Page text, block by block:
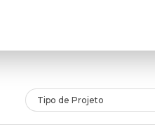
Tipo de Projeto